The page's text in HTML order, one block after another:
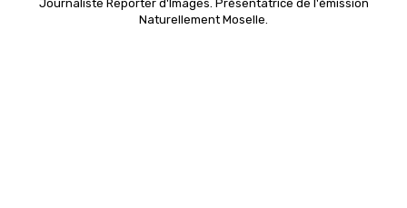
Journaliste Reporter d'Images. Présentatrice de l'émission
Naturellement Moselle.